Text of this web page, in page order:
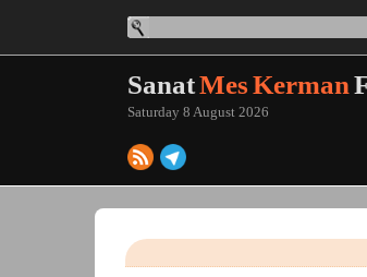
SanatMes Kerman
Saturday 8 August 2026